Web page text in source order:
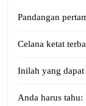
Pandangan
Celana ketat
Inilah yang
Anda harus